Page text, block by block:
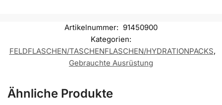
Artikelnummer: 91450900
Kategorien:
FELDFLASCHEN/TASCHENFLASCHEN/HYDRATIONPACKS,
Gebrauchte Ausrüstung
Ähnliche Produkte